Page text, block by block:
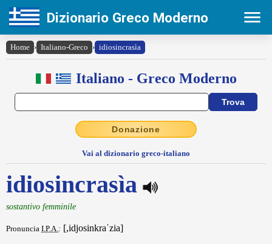
Dizionario Greco Moderno
Home › Italiano-Greco › idiosincrasìa
Italiano - Greco Moderno
Donazione
Vai al dizionario greco-italiano
idiosincrasìa
sostantivo femminile
Pronuncia I.P.A.: [,idjosinkraˈzia]